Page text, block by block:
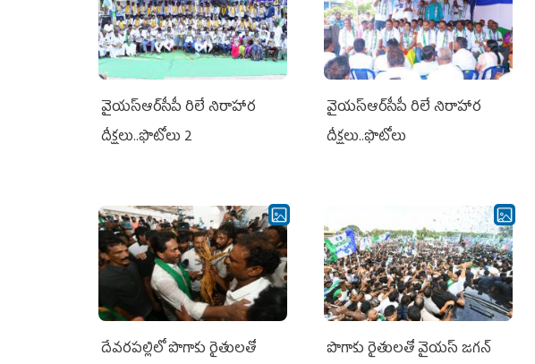
వైయ‌స్ఆర్‌సీపీ రిలే నిరాహార
దీక్షలు..ఫొటోలు 2
వైయ‌స్ఆర్‌సీపీ రిలే నిరాహార
దీక్షలు..ఫొటోలు
దేవరపల్లిలో పొగాకు రైతులతో
పొగాకు రైతుల‌తో వైయ‌స్ జ‌గ‌న్